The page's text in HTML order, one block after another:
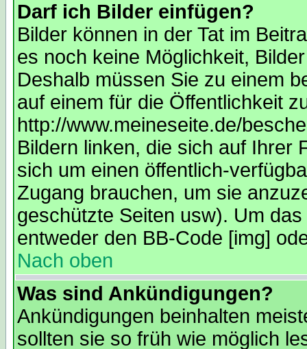
Darf ich Bilder einfügen?
Bilder können in der Tat im
es noch keine Möglichkeit,
Deshalb müssen Sie zu einem
auf einem für die Öffentlichkeit
http://www.meineseite.de/
Bildern linken, die sich auf Ihrer
sich um einen öffentlich-
Zugang brauchen, um sie
geschützte Seiten usw). Um
entweder den BB-Code [img]
Nach oben
Was sind Ankündigungen?
Ankündigungen beinhalten
sollten sie so früh wie möglich